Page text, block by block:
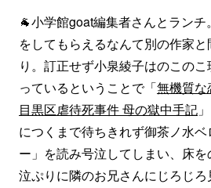
🐐小学館goat編集者さんとラン
をしてもらえるなんて別の作家
り。訂正せず小泉綾子はのこの
っているということで「無機質な
目黒区虐待死事件 母の獄中手記
につくまで待ちきれず御茶ノ水
ー」を読み号泣してしまい、床
泣ぷりに隣のお兄さんにじろじ